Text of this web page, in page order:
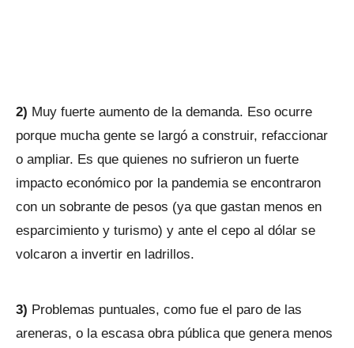
2) Muy fuerte aumento de la demanda. Eso ocurre
porque mucha gente se largó a construir, refaccionar
o ampliar. Es que quienes no sufrieron un fuerte
impacto económico por la pandemia se encontraron
con un sobrante de pesos (ya que gastan menos en
esparcimiento y turismo) y ante el cepo al dólar se
volcaron a invertir en ladrillos.
3) Problemas puntuales, como fue el paro de las
areneras, o la escasa obra pública que genera menos